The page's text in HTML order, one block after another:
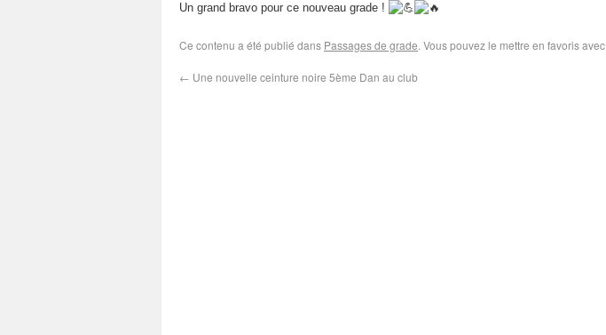
Un grand bravo pour ce nouveau grade !
Ce contenu a été publié dans Passages de grade. Vous pouvez le mettre en favoris avec
← Une nouvelle ceinture noire 5ème Dan au club